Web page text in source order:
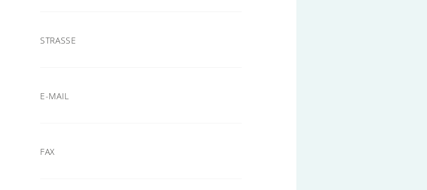
STRASSE
E-MAIL
FAX